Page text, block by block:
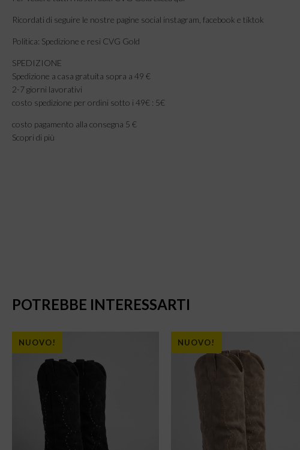
Ricordati di seguire le nostre pagine social instagram, facebook e tiktok
Politica: Spedizione e resi CVG Gold
SPEDIZIONE
Spedizione a casa gratuita sopra a 49 €
2-7 giorni lavorativi
costo spedizione per ordini sotto i 49€ : 5€
costo pagamento alla consegna 5 €
Scopri di più
POTREBBE INTERESSARTI
NUOVO! NUOVO!